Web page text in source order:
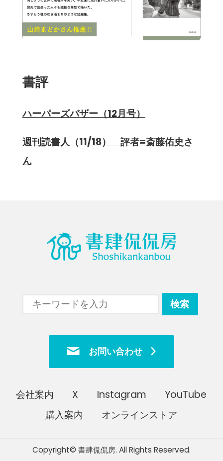
書評
ハーパーズバザー（12月号）
週刊読書人（11/18） 評者=斎藤佑史さ
ん
お問い合わせ
会社案内 X Instagram
YouTube
購入案内
オンラインストア
Copyright© 書肆侃侃房. All Rights Reserved.